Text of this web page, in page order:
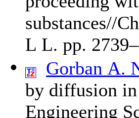
substances//
L L. pp. 27
Gorban A.
by diffusion
Engineering